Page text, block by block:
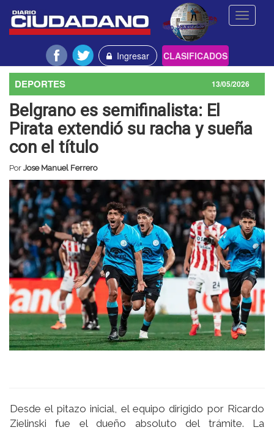
Toggle
Ingresar CLASIFICADOS
DEPORTES 13/05/2026
Belgrano es semifinalista: El
Pirata extendió su racha y sueña
con el título
Por Jose Manuel Ferrero
Desde el pitazo inicial, el equipo dirigido por Ricardo
Zielinski fue el dueño absoluto del trámite. La